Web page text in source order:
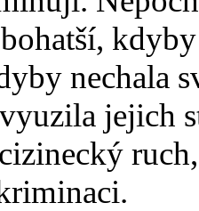
nechala
jejich